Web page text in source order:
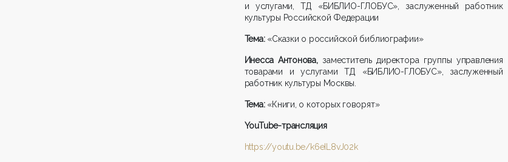
и услугами, ТД «БИБЛИО-ГЛОБУС», заслуженный работник
культуры Российской Федерации
Тема:«Сказки о российской библиографии»
Инесса Антонова,заместитель директора группы управления
товарами и услугами ТД «БИБЛИО-ГЛОБУС», заслуженный
работник культуры Москвы.
Тема:«Книги, о которых говорят»
YouTube-трансляция
https://youtu.be/k6eIL8vJ02k